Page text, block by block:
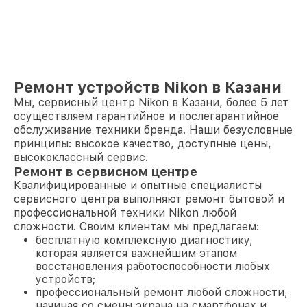
Ремонт устройств Nikon в Казани
Мы, сервисный центр Nikon в Казани, более 5 лет
осуществляем гарантийное и послегарантийное
обслуживание техники бренда. Наши безусловные
принципы: высокое качество, доступные цены,
высококлассный сервис.
Ремонт в сервисном центре
Квалифицированные и опытные специалисты
сервисного центра выполняют ремонт бытовой и
профессиональной техники Nikon любой
сложности. Своим клиентам мы предлагаем:
бесплатную комплексную диагностику,
которая является важнейшим этапом
восстановления работоспособности любых
устройств;
профессиональный ремонт любой сложности,